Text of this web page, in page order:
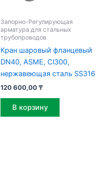
Запорно-Регулирующая
арматура для стальных
трубопроводов
Кран шаровый фланцевый
DN40, ASME, Cl300,
нержавеющая сталь SS316
120 600,00₸
В корзину